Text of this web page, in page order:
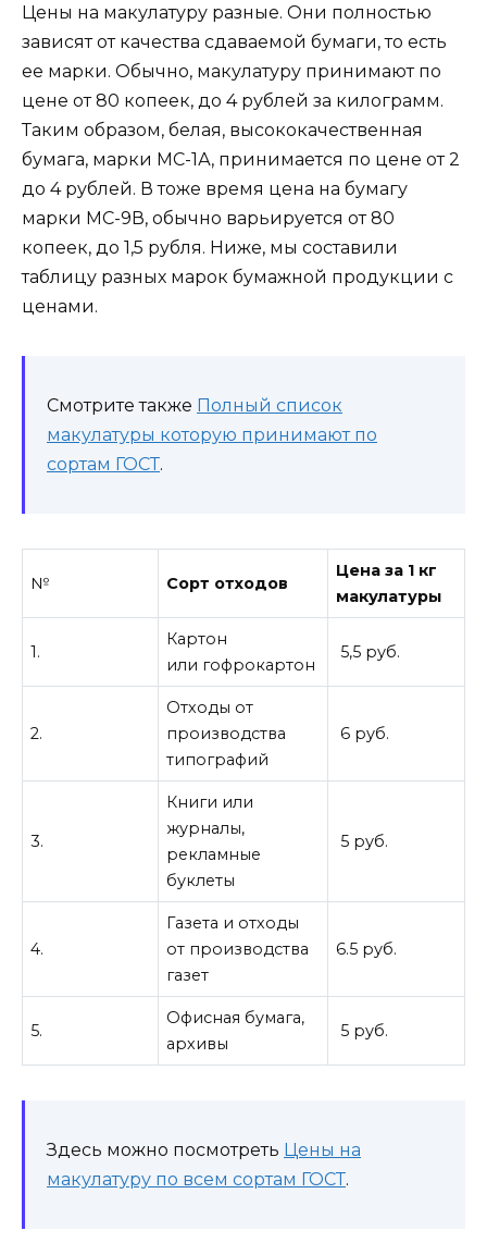
Цены на макулатуру разные. Они полностью
зависят от качества сдаваемой бумаги, то есть
ее марки. Обычно, макулатуру принимают по
цене от 80 копеек, до 4 рублей за килограмм.
Таким образом, белая, высококачественная
бумага, марки МС-1А, принимается по цене от 2
до 4 рублей. В тоже время цена на бумагу
марки МС-9В, обычно варьируется от 80
копеек, до 1,5 рубля. Ниже, мы составили
таблицу разных марок бумажной продукции с
ценами.
Смотрите также Полный список
макулатуры которую принимают по
сортам ГОСТ.
№ Сорт отходов
Цена за 1 кг
макулатуры
1.
Картон
или гофрокартон
5,5 руб.
2.
Отходы от
производства
типографий
6 руб.
3.
Книги или
журналы,
рекламные
буклеты
5 руб.
4.
Газета и отходы
от производства
газет
6.5 руб.
5.
Офисная бумага,
архивы
5 руб.
Здесь можно посмотреть Цены на
макулатуру по всем сортам ГОСТ.